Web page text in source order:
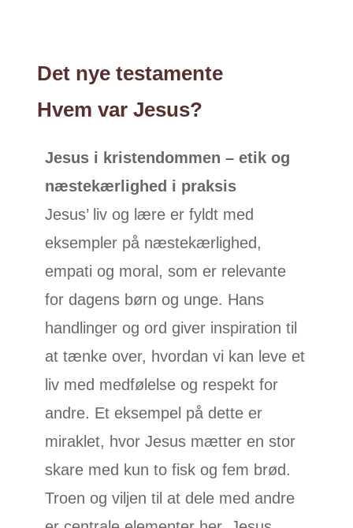
Det nye testamente
Hvem var Jesus?
Jesus i kristendommen – etik og
næstekærlighed i praksis
Jesus’ liv og lære er fyldt med
eksempler på næstekærlighed,
empati og moral, som er relevante
for dagens børn og unge. Hans
handlinger og ord giver inspiration til
at tænke over, hvordan vi kan leve et
liv med medfølelse og respekt for
andre. Et eksempel på dette er
miraklet, hvor Jesus mætter en stor
skare med kun to fisk og fem brød.
Troen og viljen til at dele med andre